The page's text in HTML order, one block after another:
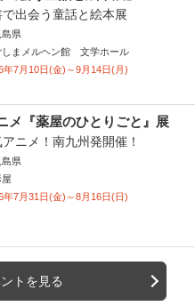
出会う童話と絵本展
島県
しまメルヘン館 文学ホール
年7月10日(金)～9月14日(月)
メ『薬屋のひとりごと』展
ニメ！南九州発開催！
島県
屋
年7月31日(金)～8月16日(日)
トを見る